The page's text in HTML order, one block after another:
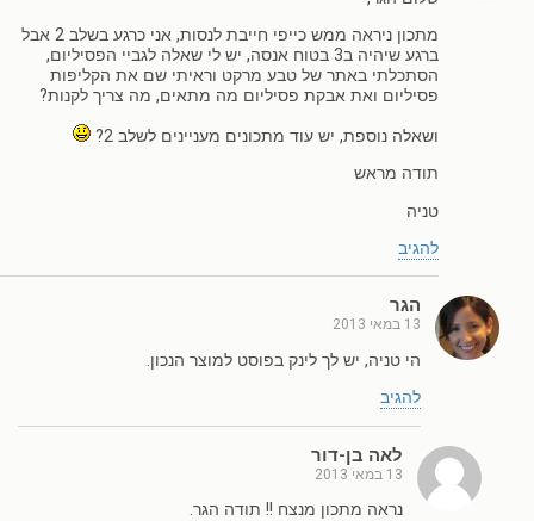
מתכון ניראה ממש כייפי חייבת לנסות, אני כרגע בשלב 2 אבל
ברגע שיהיה ב3 בטוח אנסה, יש לי שאלה לגביי הפסיליום,
הסתכלתי באתר של טבע מרקט וראיתי שם את הקליפות
פסיליום ואת אבקת פסיליום מה מתאים, מה צריך לקנות?
ושאלה נוספת, יש עוד מתכונים מעניינים לשלב 2?
תודה מראש
טניה
להגיב
הגר
13 במאי 2013
הי טניה, יש לך לינק בפוסט למוצר הנכון.
להגיב
לאה בן-דור
13 במאי 2013
נראה מתכון מנצח !! תודה הגר.